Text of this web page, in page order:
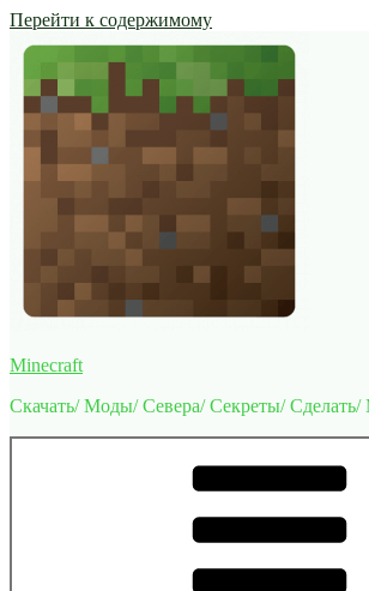
Перейти к содержимому
Minecraft
Скачать/ Моды/ Севера/ Секреты/